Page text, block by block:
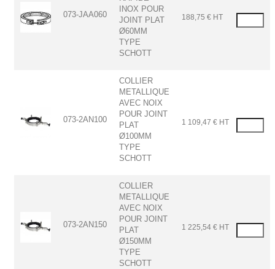
073-JAA060
INOX POUR
JOINT PLAT
Ø60MM
TYPE
SCHOTT
188,75 € HT
073-2AN100
COLLIER
METALLIQUE
AVEC NOIX
POUR JOINT
PLAT
Ø100MM
TYPE
SCHOTT
1 109,47 € HT
073-2AN150
COLLIER
METALLIQUE
AVEC NOIX
POUR JOINT
PLAT
Ø150MM
TYPE
SCHOTT
1 225,54 € HT